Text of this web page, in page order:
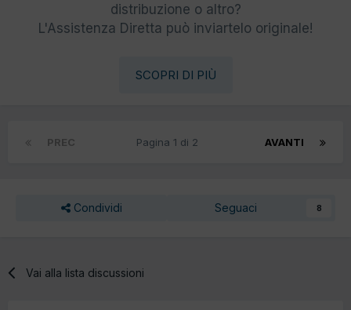
distribuzione o altro?
L'Assistenza Diretta può inviartelo originale!
SCOPRI DI PIÙ
PREC AVANTI
Pagina 1 di 2
Condividi Seguaci 8
Vai alla lista discussioni